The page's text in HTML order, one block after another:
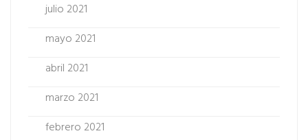
julio 2021
mayo 2021
abril 2021
marzo 2021
febrero 2021